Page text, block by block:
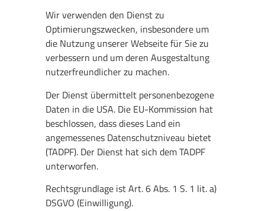
Wir verwenden den Dienst zu
Optimierungszwecken, insbesondere um
die Nutzung unserer Webseite für Sie zu
verbessern und um deren Ausgestaltung
nutzerfreundlicher zu machen.
Der Dienst übermittelt personenbezogene
Daten in die USA. Die EU-Kommission hat
beschlossen, dass dieses Land ein
angemessenes Datenschutzniveau bietet
(TADPF). Der Dienst hat sich dem TADPF
unterworfen.
Rechtsgrundlage ist Art. 6 Abs. 1 S. 1 lit. a)
DSGVO (Einwilligung).